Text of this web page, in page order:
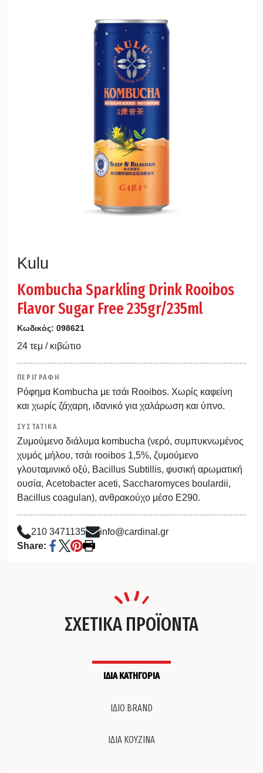
Kulu
Kombucha Sparkling Drink Rooibos
Flavor Sugar Free 235gr/235ml
Κωδικός: 098621
24 τεμ / κιβώτιο
ΠΕΡΙΓΡΑΦΗ
Ρόφημα Kombucha με τσάι Rooibos. Χωρίς καφείνη
και χωρίς ζάχαρη, ιδανικό για χαλάρωση και ύπνο.
ΣΥΣΤΑΤΙΚΑ
Ζυμούμενο διάλυμα kombucha (νερό, συμπυκνωμένος
χυμός μήλου, τσάι rooibos 1,5%, ζυμούμενο
γλουταμινικό οξύ, Bacillus Subtillis, φυσική αρωματική
ουσία, Acetobacter aceti, Saccharomyces boulardii,
Bacillus coagulan), ανθρακούχο μέσο Ε290.
210 3471135
info@cardinal.gr
Share:
ΣΧΕΤΙΚΑ ΠΡΟΪΟΝΤΑ
ΙΔΙΑ ΚΑΤΗΓΟΡΙΑ
ΙΔΙΟ BRAND
ΙΔΙΑ ΚΟΥΖΙΝΑ